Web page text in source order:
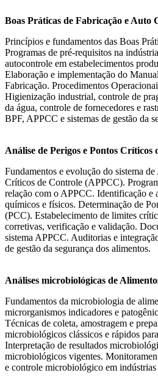
Boas Práticas de Fabricação e Auto
Princípios e fundamentos das Boas
Programas de pré-requisitos na
autocontrole em estabelecimentos
Elaboração e implementação do
Fabricação. Procedimentos
Higienização industrial, controle de
da água, controle de fornecedores e
BPF, APPCC e sistemas de gestão da
Análise de Perigos e Pontos
Fundamentos e evolução do sistema
Críticos de Controle (APPCC).
relação com o APPCC. Identificação e
químicos e físicos. Determinação de
(PCC). Estabelecimento de limites
corretivas, verificação e validação.
sistema APPCC. Auditorias e
de gestão da segurança dos alimentos.
Análises microbiológicas de
Fundamentos da microbiologia de
microrganismos indicadores e
Técnicas de coleta, amostragem e
microbiológicos clássicos e rápidos
Interpretação de resultados
microbiológicos vigentes.
e controle microbiológico em indústrias